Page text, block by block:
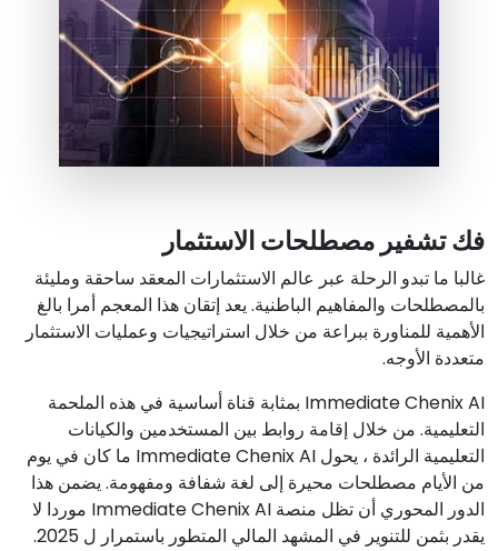
فك تشفير مصطلحات الاستثمار
غالبا ما تبدو الرحلة عبر عالم الاستثمارات المعقد ساحقة ومليئة
بالمصطلحات والمفاهيم الباطنية. يعد إتقان هذا المعجم أمرا بالغ
الأهمية للمناورة ببراعة من خلال استراتيجيات وعمليات الاستثمار
متعددة الأوجه.
Immediate Chenix AI بمثابة قناة أساسية في هذه الملحمة
التعليمية. من خلال إقامة روابط بين المستخدمين والكيانات
التعليمية الرائدة ، يحول Immediate Chenix AI ما كان في يوم
من الأيام مصطلحات محيرة إلى لغة شفافة ومفهومة. يضمن هذا
الدور المحوري أن تظل منصة Immediate Chenix AI موردا لا
يقدر بثمن للتنوير في المشهد المالي المتطور باستمرار ل 2025.